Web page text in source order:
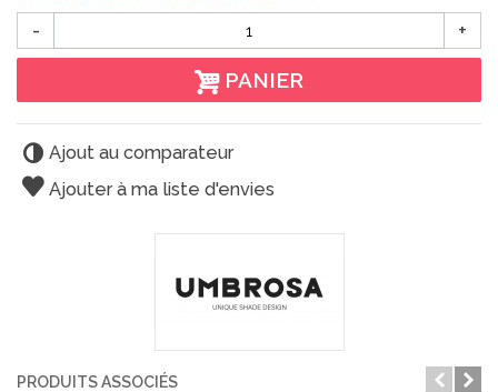
- +
PANIER
Ajout au comparateur
Ajouter à ma liste d'envies
PRODUITS ASSOCIÉS